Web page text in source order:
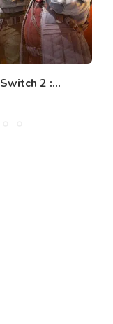
2 :...